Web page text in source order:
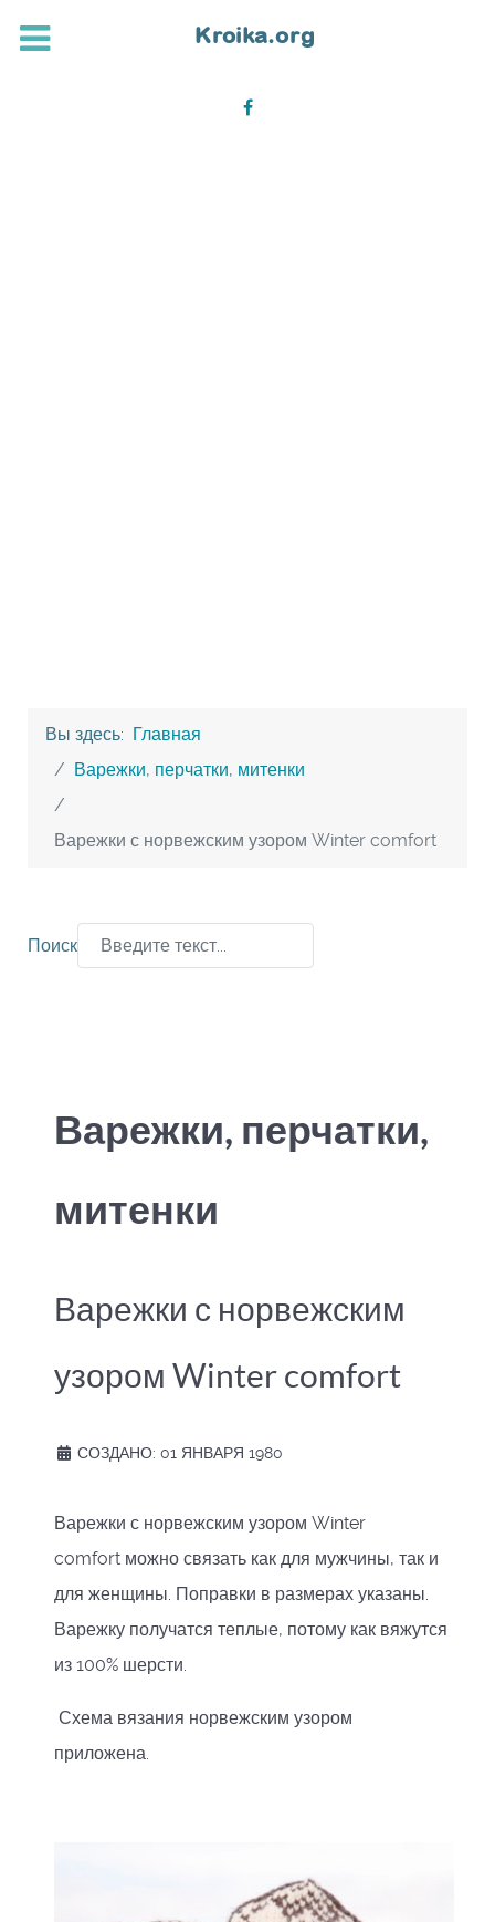
Вы здесь: Главная
Варежки, перчатки, митенки
Варежки с норвежским узором Winter comfort
Поиск
Варежки, перчатки,
митенки
Варежки с норвежским
узором Winter comfort
СОЗДАНО: 01 ЯНВАРЯ 1980
Варежки с норвежским узором Winter
comfort можно связать как для мужчины, так и
для женщины. Поправки в размерах указаны.
Варежку получатся теплые, потому как вяжутся
из 100% шерсти.
Схема вязания норвежским узором
приложена.